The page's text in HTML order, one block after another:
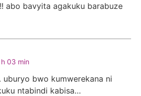
abo bavyita agakuku barabuze
03 min
uburyo bwo kumwerekana ni
ntabindi kabisa…